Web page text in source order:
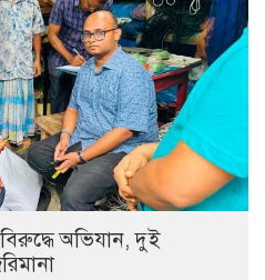
বিরুদ্ধে অভিযান, দুই